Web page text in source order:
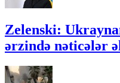
Zelenski:
ərzində nəticələr